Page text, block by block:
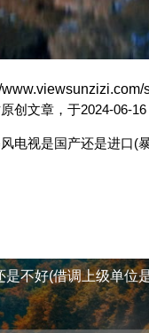
创文章，于2024-06-
电视是国产还是进口(
是不好(借调上级单位